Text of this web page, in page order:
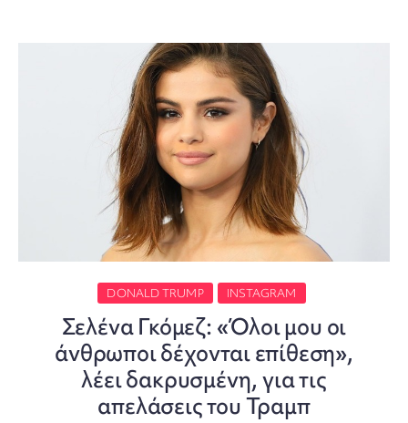
DONALD TRUMP INSTAGRAM
Σελένα Γκόμεζ: «Όλοι μου οι
άνθρωποι δέχονται επίθεση»,
λέει δακρυσμένη, για τις
απελάσεις του Τραμπ